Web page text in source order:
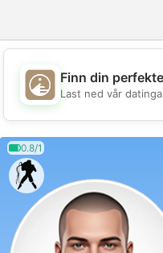
💖
Finn din
Last ned vår
0.8/1